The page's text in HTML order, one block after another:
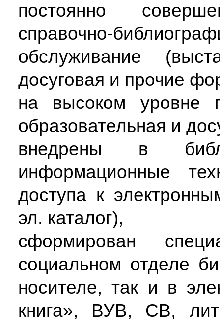
постоянно
справочно-
обслуживание
досуговая и прочие
на высоком уровне
образовательная и
внедрены в
информационные
доступа к
эл. каталог),
сформирован
социальном отделе
носителе, так и в
книга», ВУВ, СВ,